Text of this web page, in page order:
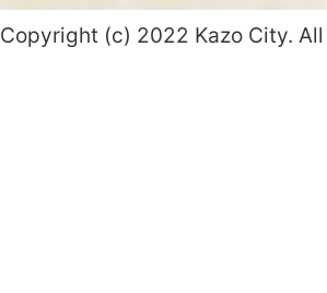
Copyright (c) 2022 Kazo City.